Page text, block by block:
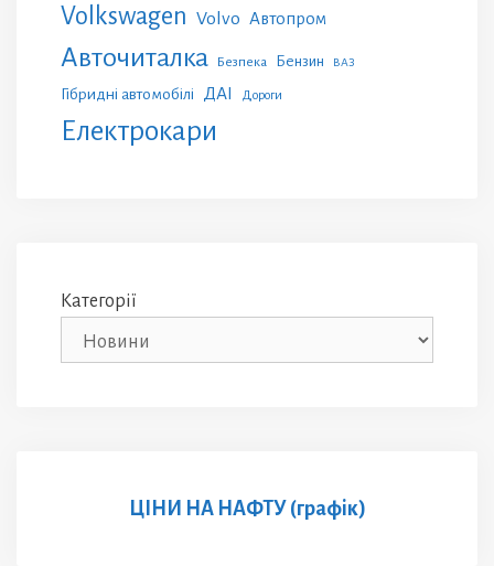
Volkswagen Volvo Автопром
Авточиталка Безпека Бензин ВАЗ
Гібридні автомобілі ДАІ Дороги
Електрокари
Категорії
ЦІНИ НА НАФТУ (графік)